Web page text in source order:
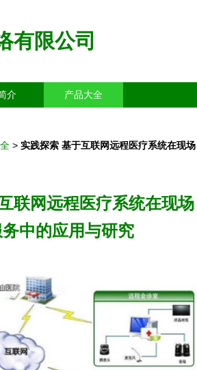
有限公司
介 产品大全
> 实践探索 基于互联网远程医疗系统在现场
联网远程医疗系统在现场
务中的应用与研究